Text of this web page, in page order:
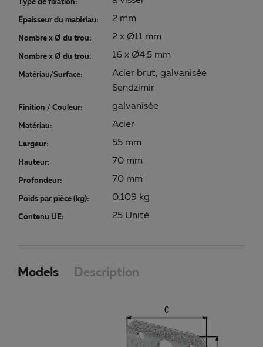
Type de fixation:
Épaisseur du matériau: 2 mm
Nombre x Ø du trou: 2 x Ø11 mm
Nombre x Ø du trou: 16 x Ø4.5 mm
Matériau/Surface:
Acier brut, galvanisée
Sendzimir
Finition / Couleur: galvanisée
Matériau: Acier
Largeur: 55 mm
Hauteur: 70 mm
Profondeur: 70 mm
Poids par pièce (kg): 0.109 kg
Contenu UE: 25 Unité
Models Description